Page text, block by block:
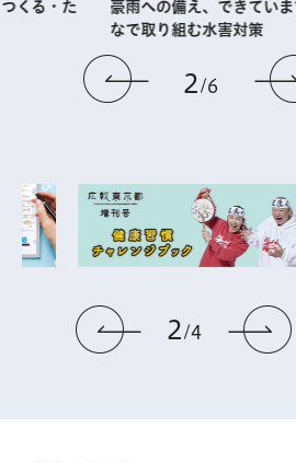
前のスライ
2 6
くる・た
豪雨への備え、できてい
なで取り組む水害対策
前のスライド
2 4